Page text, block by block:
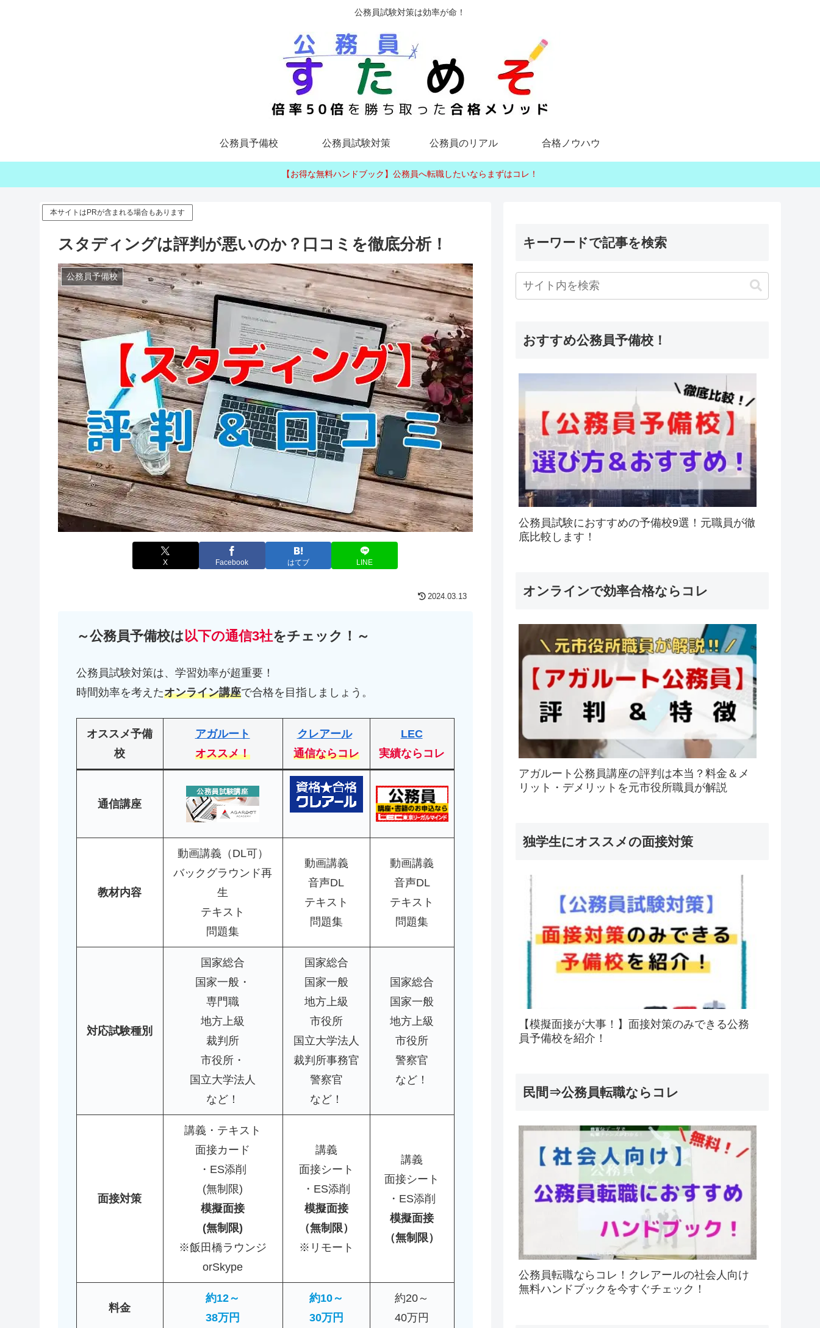
公務員試験対策は効率が命！
公務員予備校 公務員試験対策 公務員のリアル 合格ノウハウ
【お得な無料ハンドブック】公務員へ転職したいならまずはコレ！
本サイトはPRが含まれる場合もあります
スタディングは評判が悪いのか？口コミを徹底分析！
公務員予備校
X Facebook はてブ LINE
2024.03.13
～公務員予備校は以下の通信3社をチェック！～
公務員試験対策は、学習効率が超重要！
時間効率を考えたオンライン講座で合格を目指しましょう。
オススメ予備
校
アガルート
オススメ！
クレアール
通信ならコレ
LEC
実績ならコレ
通信講座
教材内容
動画講義（DL可）
バックグラウンド再
生
テキスト
問題集
動画講義
音声DL
テキスト
問題集
動画講義
音声DL
テキスト
問題集
対応試験種別
国家総合
国家一般・
専門職
地方上級
裁判所
市役所・
国立大学法人
など！
国家総合
国家一般
地方上級
市役所
国立大学法人
裁判所事務官
警察官
など！
国家総合
国家一般
地方上級
市役所
警察官
など！
面接対策
講義・テキスト
面接カード
・ES添削
(無制限)
模擬面接
(無制限)
※飯田橋ラウンジ
orSkype
講義
面接シート
・ES添削
模擬面接
（無制限）
※リモート
講義
面接シート
・ES添削
模擬面接
（無制限）
料金
約12～
38万円
約10～
30万円
約20～
40万円
キーワードで記事を検索
おすすめ公務員予備校！
公務員試験におすすめの予備校9選！元職員が徹
底比較します！
オンラインで効率合格ならコレ
アガルート公務員講座の評判は本当？料金＆メ
リット・デメリットを元市役所職員が解説
独学生にオススメの面接対策
【模擬面接が大事！】面接対策のみできる公務
員予備校を紹介！
民間⇒公務員転職ならコレ
公務員転職ならコレ！クレアールの社会人向け
無料ハンドブックを今すぐチェック！